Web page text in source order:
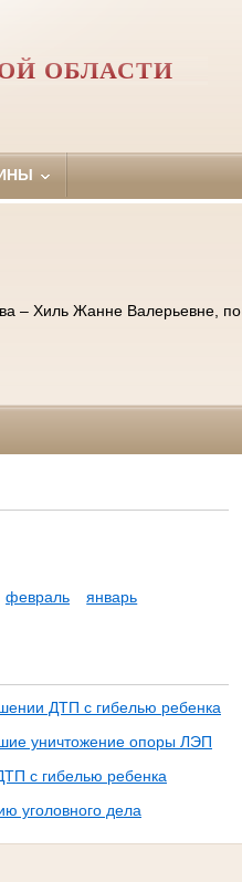
ОБЛАСТИ
– Хиль Жанне Валерьевне, по
февраль
январь
ДТП с гибелью ребенка
уничтожение опоры ЛЭП
с гибелью ребенка
уголовного дела